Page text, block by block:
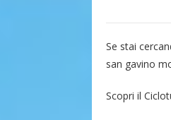
Se stai
san gavino
Scopri il